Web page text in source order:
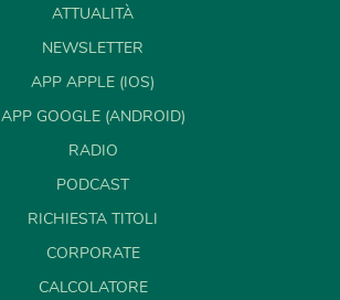
ATTUALITÀ
NEWSLETTER
APP APPLE (IOS)
APP GOOGLE (ANDROID)
RADIO
PODCAST
RICHIESTA TITOLI
CORPORATE
CALCOLATORE